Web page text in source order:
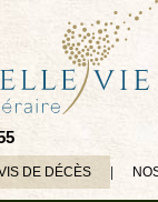
DE DÉCÈS